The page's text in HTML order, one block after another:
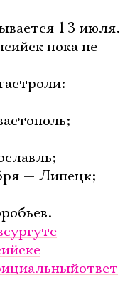
13 июля.
пока не
— Липецк;